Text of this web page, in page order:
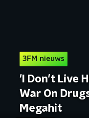
3FM nieuws
'I Don't Live
War On
Megahit